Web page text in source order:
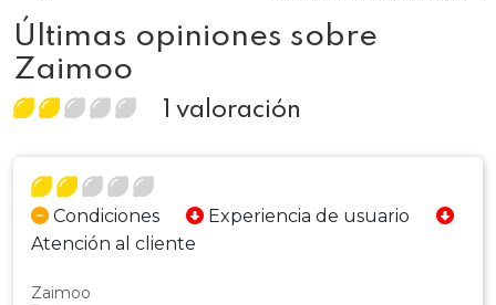
Últimas opiniones sobre
Zaimoo
1 valoración
Condiciones
Experiencia de usuario
Atención al cliente
Zaimoo